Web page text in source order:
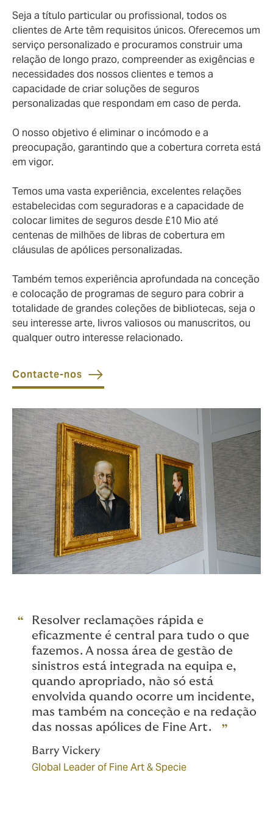
Seja a título particular ou profissional, todos os
clientes de Arte têm requisitos únicos. Oferecemos um
serviço personalizado e procuramos construir uma
relação de longo prazo, compreender as exigências e
necessidades dos nossos clientes e temos a
capacidade de criar soluções de seguros
personalizadas que respondam em caso de perda.
O nosso objetivo é eliminar o incómodo e a
preocupação, garantindo que a cobertura correta está
em vigor.
Temos uma vasta experiência, excelentes relações
estabelecidas com seguradoras e a capacidade de
colocar limites de seguros desde £10 Mio até
centenas de milhões de libras de cobertura em
cláusulas de apólices personalizadas.
Também temos experiência aprofundada na conceção
e colocação de programas de seguro para cobrir a
totalidade de grandes coleções de bibliotecas, seja o
seu interesse arte, livros valiosos ou manuscritos, ou
qualquer outro interesse relacionado.
Contacte-nos
Resolver reclamações rápida e
eficazmente é central para tudo o que
fazemos. A nossa área de gestão de
sinistros está integrada na equipa e,
quando apropriado, não só está
envolvida quando ocorre um incidente,
mas também na conceção e na redação
das nossas apólices de Fine Art.
Barry Vickery
Global Leader of Fine Art & Specie